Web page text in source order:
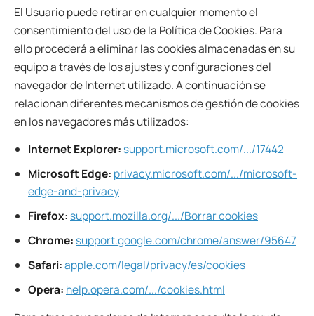
El Usuario puede retirar en cualquier momento el
consentimiento del uso de la Política de Cookies. Para
ello procederá a eliminar las cookies almacenadas en su
equipo a través de los ajustes y configuraciones del
navegador de Internet utilizado. A continuación se
relacionan diferentes mecanismos de gestión de cookies
en los navegadores más utilizados:
Internet Explorer:support.microsoft.com/.../17442
Microsoft Edge: privacy.microsoft.com/.../microsoft-
edge-and-privacy
Firefox:support.mozilla.org/.../Borrar cookies
Chrome:support.google.com/chrome/answer/95647
Safari:apple.com/legal/privacy/es/cookies
Opera: help.opera.com/.../cookies.html